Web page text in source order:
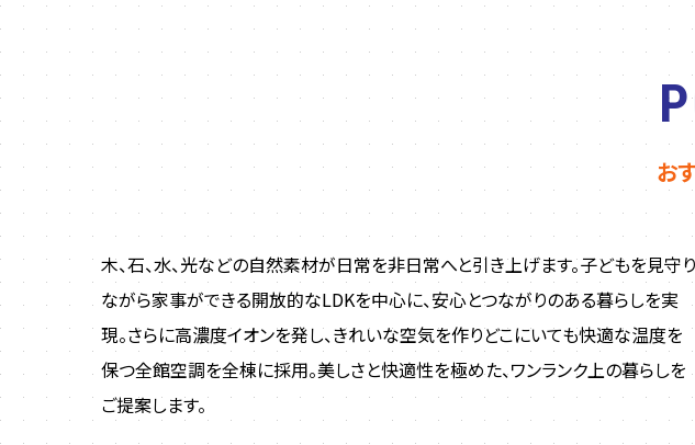
お
木、石、水、光などの自然素材が日常を非日常へと引き上げます。子どもを見守り
ながら家事ができる開放的なLDKを中心に、安心とつながりのある暮らしを実
現。さらに高濃度イオンを発し、きれいな空気を作りどこにいても快適な温度を
保つ全館空調を全棟に採用。美しさと快適性を極めた、ワンランク上の暮らしを
ご提案します。